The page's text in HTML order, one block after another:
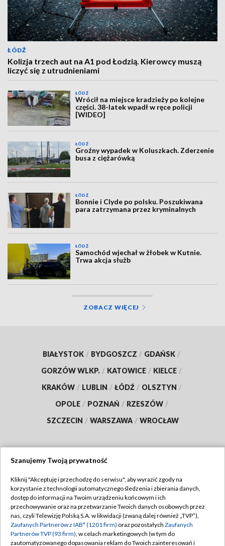
ŁÓDŹ
Kolizja trzech aut na A1 pod Łodzią. Kierowcy muszą
liczyć się z utrudnieniami
ŁÓDŹ
Wrócił na miejsce kradzieży po kolejne
części. 38-latek wpadł w ręce policji
[WIDEO]
ŁÓDŹ
Groźny wypadek w Koluszkach. Zderzenie
busa z ciężarówką
ŁÓDŹ
Bonnie i Clyde po polsku. Poszukiwana
para zatrzymana przez kryminalnych
ŁÓDŹ
Samochód wjechał w żłobek w Kutnie.
Trwa akcja służb
ZOBACZ WIĘCEJ
BIAŁYSTOK / BYDGOSZCZ / GDAŃSK /
GORZÓW WLKP. / KATOWICE / KIELCE /
KRAKÓW / LUBLIN / ŁÓDŹ / OLSZTYN /
OPOLE / POZNAŃ / RZESZÓW /
SZCZECIN / WARSZAWA / WROCŁAW
TVP
Abonament TVP
Emisja w TVP
Centrum informacji TVP
Regulamin TVP
Polityka prywatności
Moje zgody
Szanujemy Twoją prywatność
Kliknij "Akceptuję i przechodzę do serwisu", aby wyrazić zgody na
korzystanie z technologii automatycznego śledzenia i zbierania danych,
dostęp do informacji na Twoim urządzeniu końcowym i ich
przechowywanie oraz na przetwarzanie Twoich danych osobowych przez
nas, czyli Telewizję Polską S.A. w likwidacji (zwaną dalej również „TVP”),
Zaufanych Partnerów z IAB* (1201 firm) oraz pozostałych Zaufanych
Partnerów TVP (93 firm), w celach marketingowych (w tym do
zautomatyzowanego dopasowania reklam do Twoich zainteresowań i